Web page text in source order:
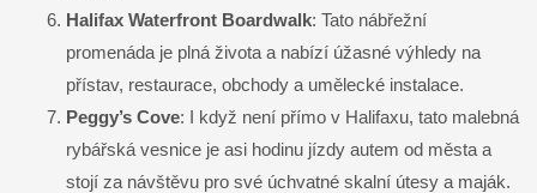
Halifax Waterfront Boardwalk: Tato nábřežní
promenáda je plná života a nabízí úžasné výhledy na
přístav, restaurace, obchody a umělecké instalace.
Peggy’s Cove: I když není přímo v Halifaxu, tato malebná
rybářská vesnice je asi hodinu jízdy autem od města a
stojí za návštěvu pro své úchvatné skalní útesy a maják.